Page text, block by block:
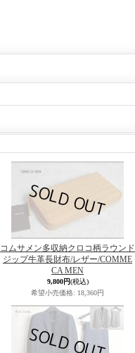
コムサメン多収納クロコ柄ラウンド
ジップ牛革長財布/レザー/COMME
CA MEN
9,800円(税込)
希望小売価格: 18,360円